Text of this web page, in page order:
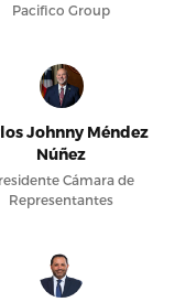
Pacifico Group
Johnny Méndez
Núñez
Cámara de
Representantes